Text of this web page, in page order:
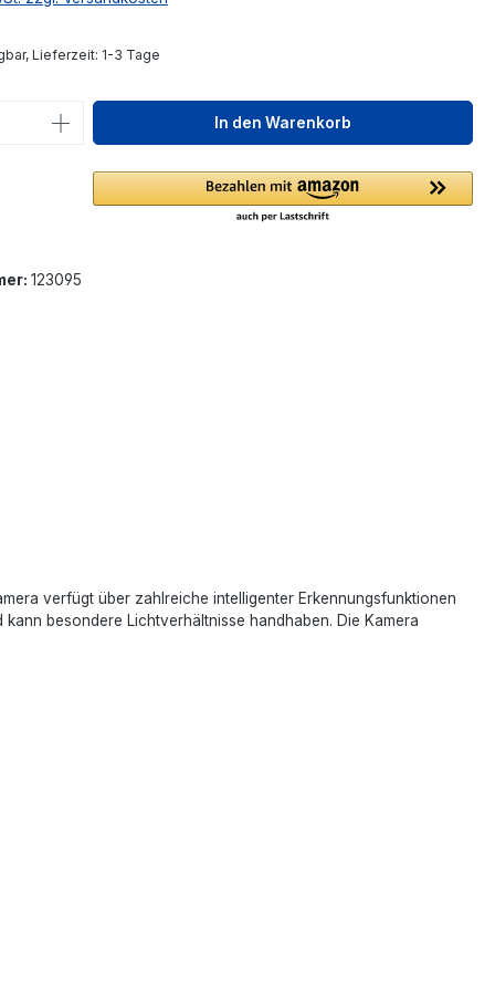
Lieferzeit: 1-3 Tage
Anzahl: Gib den gewünschten Wert
In den Warenkorb
123095
verfügt über zahlreiche intelligenter Erkennungsfunktionen
besondere Lichtverhältnisse handhaben. Die Kamera